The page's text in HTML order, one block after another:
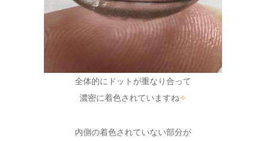
全体的にドットが重なり合って
濃密に着色されていますね✧
内側の着色されていない部分が